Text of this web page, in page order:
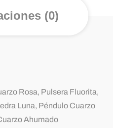
(0)
Rosa, Pulsera Fluorita,
Luna, Péndulo Cuarzo
Ahumado